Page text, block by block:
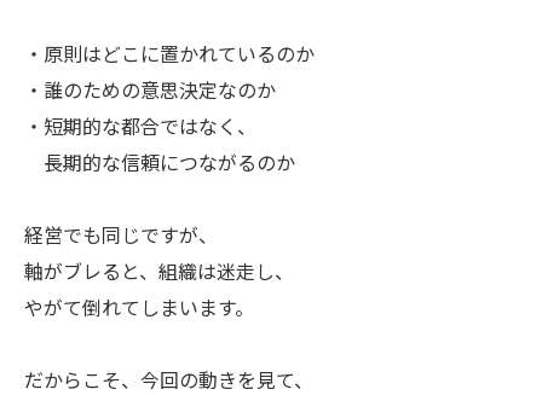
・原則はどこに置かれているのか
・誰のための意思決定なのか
・短期的な都合ではなく、
長期的な信頼につながるのか
経営でも同じですが、
軸がブレると、組織は迷走し、
やがて倒れてしまいます。
だからこそ、今回の動きを見て、